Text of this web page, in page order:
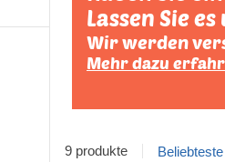
Lassen Sie
Wir werden
Mehr dazu
9 produkte